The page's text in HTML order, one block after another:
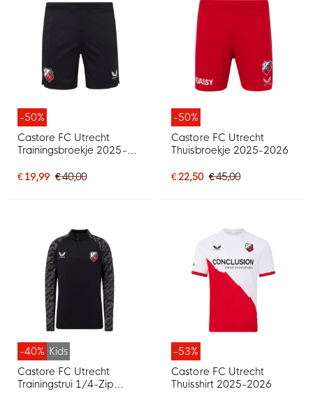
-50%
Castore FC Utrecht
Trainingsbroekje 2025-
€ 19,99 € 40,00
-50%
Castore FC Utrecht
Thuisbroekje 2025-2026
€ 22,50 € 45,00
-40% Kids
Castore FC Utrecht
Trainingstrui 1/4-Zip
-53%
Castore FC Utrecht
Thuisshirt 2025-2026